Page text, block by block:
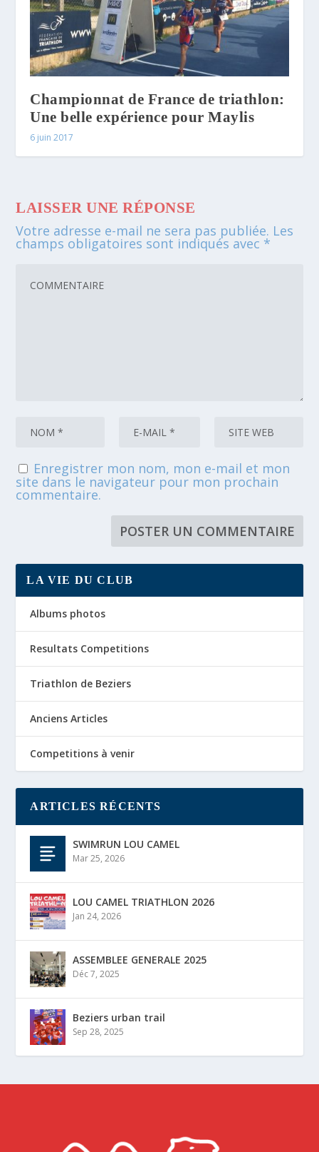
Championnat de France de triathlon:
Une belle expérience pour Maylis
6 juin 2017
LAISSER UNE RÉPONSE
Votre adresse e-mail ne sera pas publiée. Les
champs obligatoires sont indiqués avec *
Enregistrer mon nom, mon e-mail et mon
site dans le navigateur pour mon prochain
commentaire.
LA VIE DU CLUB
Albums photos
Resultats Competitions
Triathlon de Beziers
Anciens Articles
Competitions à venir
ARTICLES RÉCENTS
SWIMRUN LOU CAMEL
Mar 25, 2026
LOU CAMEL TRIATHLON 2026
Jan 24, 2026
ASSEMBLEE GENERALE 2025
Déc 7, 2025
Beziers urban trail
Sep 28, 2025